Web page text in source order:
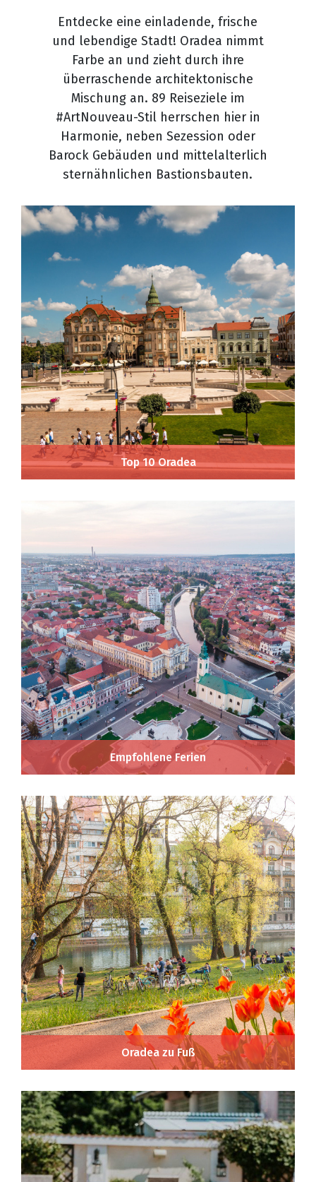
Entdecke eine einladende, frische
und lebendige Stadt! Oradea nimmt
Farbe an und zieht durch ihre
überraschende architektonische
Mischung an. 89 Reiseziele im
#ArtNouveau-Stil herrschen hier in
Harmonie, neben Sezession oder
Barock Gebäuden und mittelalterlich
sternähnlichen Bastionsbauten.
Top 10 Oradea
Empfohlene Ferien
Oradea zu Fuß